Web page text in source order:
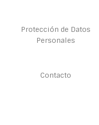
Protección de Datos
Personales
Contacto